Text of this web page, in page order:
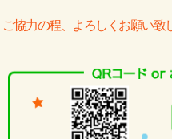
ご協力の程、よろしくお願い致